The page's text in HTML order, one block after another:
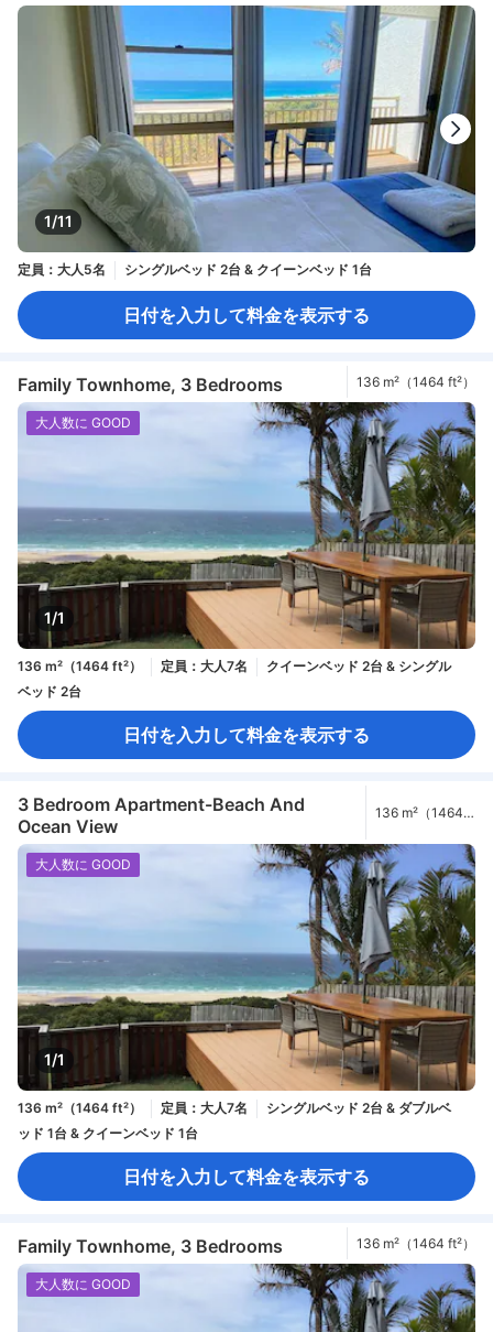
1/11
定員：大人5名 シングルベッド 2台 & クイーンベッド 1台
日付を入力して料金を表示する
Family Townhome, 3 Bedrooms 136 m²（1464 ft²）
1/1
大人数に GOOD
136 m²（1464 ft²） 定員：大人7名
クイーンベッド 2台 & シングル
ベッド 2台
日付を入力して料金を表示する
3 Bedroom Apartment-Beach And
Ocean View
136 m²（1464
1/1
大人数に GOOD
136 m²（1464 ft²） 定員：大人7名
シングルベッド 2台 & ダブルベ
ッド 1台 & クイーンベッド 1台
日付を入力して料金を表示する
Family Townhome, 3 Bedrooms 136 m²（1464 ft²）
大人数に GOOD